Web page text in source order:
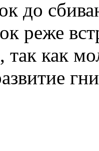
до
реже
так как